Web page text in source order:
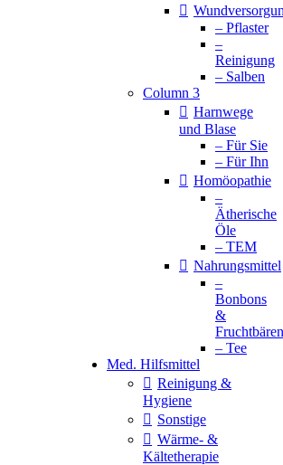
– Pflaster
–
Reinigung
– Salben
Column 3
Harnwege
und Blase
– Für Sie
– Für Ihn
Homöopathie
–
Ätherische
Öle
– TEM
Nahrungsmittel
–
Bonbons
&
Fruchtbären
– Tee
Med. Hilfsmittel
Reinigung &
Hygiene
Sonstige
Wärme- &
Kältetherapie